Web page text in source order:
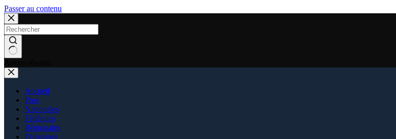
Passer au contenu
Accueil
Pros
Nationales
Fédérales
Régionales
Féminines